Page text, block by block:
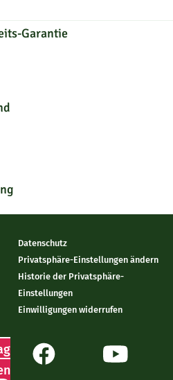
Garantie
Datenschutz
Privatsphäre-Einstellungen ändern
Historie der Privatsphäre-
Einstellungen
Einwilligungen widerrufen